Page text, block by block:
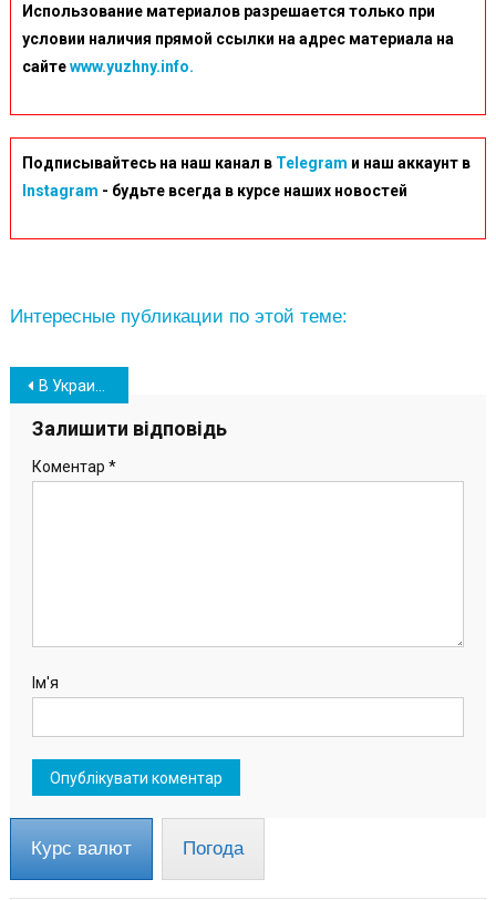
Использование материалов разрешается только при
условии наличия прямой ссылки на адрес материала на
сайтеwww.yuzhny.info.
Подписывайтесь на наш канал в Telegram и наш аккаунт в
Instagram - будьте всегда в курсе наших новостей
Интересные публикации по этой теме:
Навігація
записів
В Украине вырастет размер пособия по безработице — когда и на сколько
Залишити відповідь
Коментар *
Ім'я
Курс валют Погода